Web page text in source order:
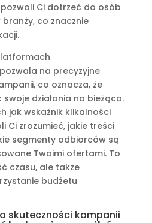
Ci dotrzeć do osób
co znacznie
na precyzyjne
co oznacza, że
działania na bieżąco.
jak wskaźnik klikalności
Ci zrozumieć, jakie treści
segmenty odbiorców są
Twoimi ofertami. To
czasu, ale także
budżetu
skuteczności kampanii